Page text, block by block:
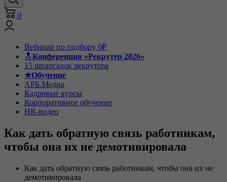
0
Вебинар по подбору 0₽
🔝Конференция «Рекрутер 2026»
15 шпаргалок рекрутера
★Обучение
АРБ.Медиа
Кадровые курсы
Корпоративное обучение
HR-видео
Как дать обратную связь работникам,
чтобы она их не демотивировала
Как дать обратную связь работникам, чтобы она их не
демотивировала